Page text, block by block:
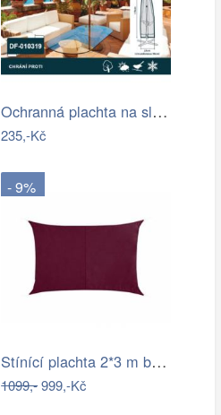
Ochranná plachta na slunečník 200-300 cm
235,-Kč
- 9%
Stínící plachta 2*3 m bordó
1099,-999,-Kč